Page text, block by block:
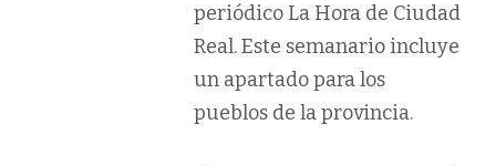
periódico La Hora de Ciudad
Real. Este semanario incluye
un apartado para los
pueblos de la provincia.